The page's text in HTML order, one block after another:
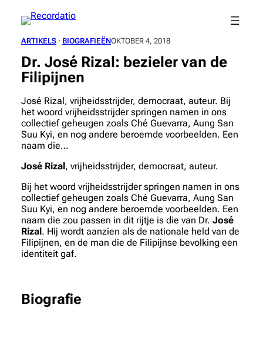
naar
inhoudARTIKELS · BIOGRAFIEËNOKTOBER 4, 2018
Dr. José Rizal: bezieler van de
Filipijnen
José Rizal, vrijheidsstrijder, democraat, auteur. Bij
het woord vrijheidsstrijder springen namen in ons
collectief geheugen zoals Ché Guevarra, Aung San
Suu Kyi, en nog andere beroemde voorbeelden. Een
naam die…
José Rizal, vrijheidsstrijder, democraat, auteur.
Bij het woord vrijheidsstrijder springen namen in ons
collectief geheugen zoals Ché Guevarra, Aung San
Suu Kyi, en nog andere beroemde voorbeelden. Een
naam die zou passen in dit rijtje is die van Dr. José
Rizal. Hij wordt aanzien als de nationale held van de
Filipijnen, en de man die de Filipijnse bevolking een
identiteit gaf.
Biografie